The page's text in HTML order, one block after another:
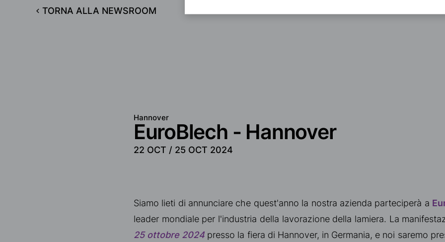
TORNA ALLA NEWSROOM
Hannover
EuroBlech - Hannover
22 OCT / 25 OCT 2024
Siamo lieti di annunciare che quest'anno la nostra azienda parteciperà a
leader mondiale per l'industria della lavorazione della lamiera. La
25 ottobre 2024presso la fiera di Hannover, in Germania, e noi saremo